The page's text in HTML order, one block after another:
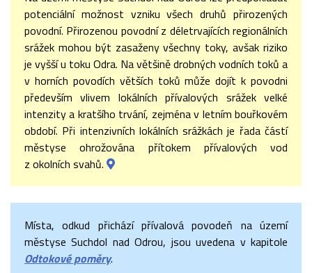
potenciální možnost vzniku všech druhů přirozených
povodní. Přirozenou povodní z déletrvajících regionálních
srážek mohou být zasaženy všechny toky, avšak riziko
je vyšší u toku Odra. Na většině drobných vodních toků a
v horních povodích větších toků může dojít k povodni
především vlivem lokálních přívalových srážek velké
intenzity a kratšího trvání, zejména v letním bouřkovém
období. Při intenzivních lokálních srážkách je řada částí
městyse ohrožována přítokem přívalových vod
z okolních svahů.
Místa, odkud přichází přívalová povodeň na území
městyse Suchdol nad Odrou, jsou uvedena v kapitole
Odtokové poměry.